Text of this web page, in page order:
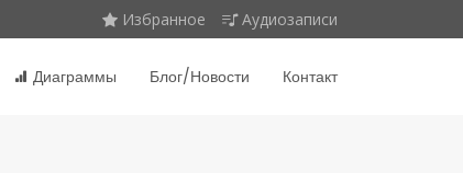
Избранное Аудиозаписи
Диаграммы Блог/Новости Контакт